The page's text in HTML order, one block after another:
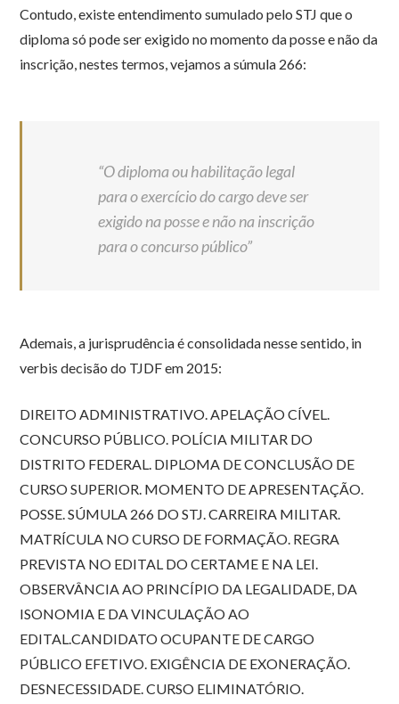
Contudo, existe entendimento sumulado pelo STJ que o
diploma só pode ser exigido no momento da posse e não da
inscrição, nestes termos, vejamos a súmula 266:
“O diploma ou habilitação legal
para o exercício do cargo deve ser
exigido na posse e não na inscrição
para o concurso público”
Ademais, a jurisprudência é consolidada nesse sentido, in
verbis decisão do TJDF em 2015:
DIREITO ADMINISTRATIVO. APELAÇÃO CÍVEL.
CONCURSO PÚBLICO. POLÍCIA MILITAR DO
DISTRITO FEDERAL. DIPLOMA DE CONCLUSÃO DE
CURSO SUPERIOR. MOMENTO DE APRESENTAÇÃO.
POSSE. SÚMULA 266 DO STJ. CARREIRA MILITAR.
MATRÍCULA NO CURSO DE FORMAÇÃO. REGRA
PREVISTA NO EDITAL DO CERTAME E NA LEI.
OBSERVÂNCIA AO PRINCÍPIO DA LEGALIDADE, DA
ISONOMIA E DA VINCULAÇÃO AO
EDITAL.CANDIDATO OCUPANTE DE CARGO
PÚBLICO EFETIVO. EXIGÊNCIA DE EXONERAÇÃO.
DESNECESSIDADE. CURSO ELIMINATÓRIO.